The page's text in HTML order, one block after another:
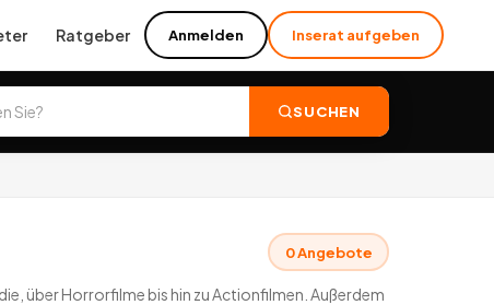
Ratgeber Anmelden Inserat aufgeben
SUCHEN
0Angebote
über Horrorfilme bis hin zu Actionfilmen. Außerdem